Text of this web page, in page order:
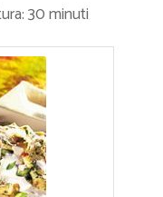
30 minuti